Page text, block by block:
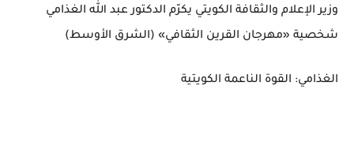
وزير الإعلام والثقافة الكويتي يكرّم الدكتور عبد الله الغذامي
شخصية «مهرجان القرين الثقافي» (الشرق الأوسط)
الغذامي: القوة الناعمة الكويتية